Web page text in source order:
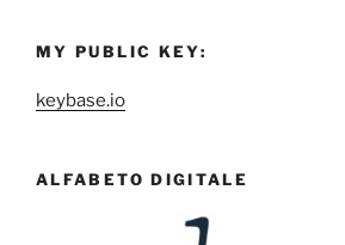
MY PUBLIC KEY:
keybase.io
ALFABETO DIGITALE